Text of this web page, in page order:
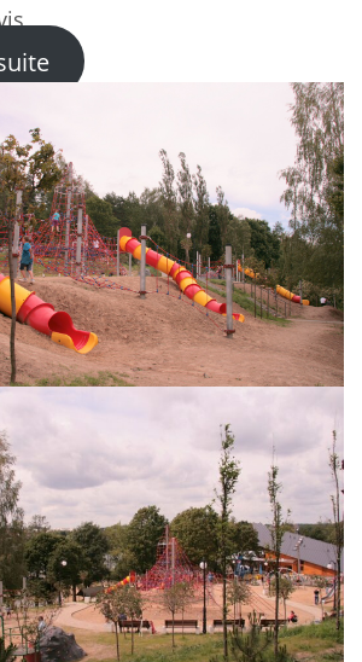
: Traversée Aventure –